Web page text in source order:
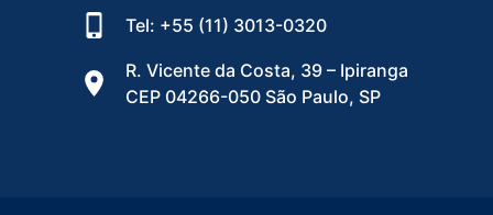
Tel: +55 (11) 3013-0320
R. Vicente da Costa, 39 – Ipiranga
CEP 04266-050 São Paulo, SP